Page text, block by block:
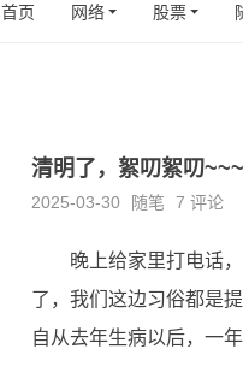
首页 网络 股票
清明了，絮叨絮叨~~~
2025-03-30 随笔 7 评论
晚上给家里打电话
了，我们这边习俗都是
自从去年生病以后，一